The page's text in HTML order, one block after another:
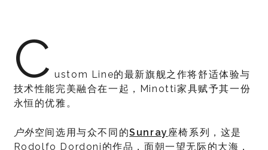
C ustom Line的最新旗舰之作将舒适体验与
技术性能完美融合在一起，Minotti家具赋予其一份
永恒的优雅。
户外空间选用与众不同的Sunray 座椅系列，这是
Rodolfo Dordoni的作品，面朝一望无际的大海，